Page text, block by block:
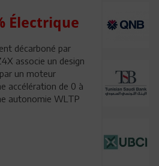
Électrique
décarboné par
associe un design
un moteur
accélération de 0 à
autonomie WLTP